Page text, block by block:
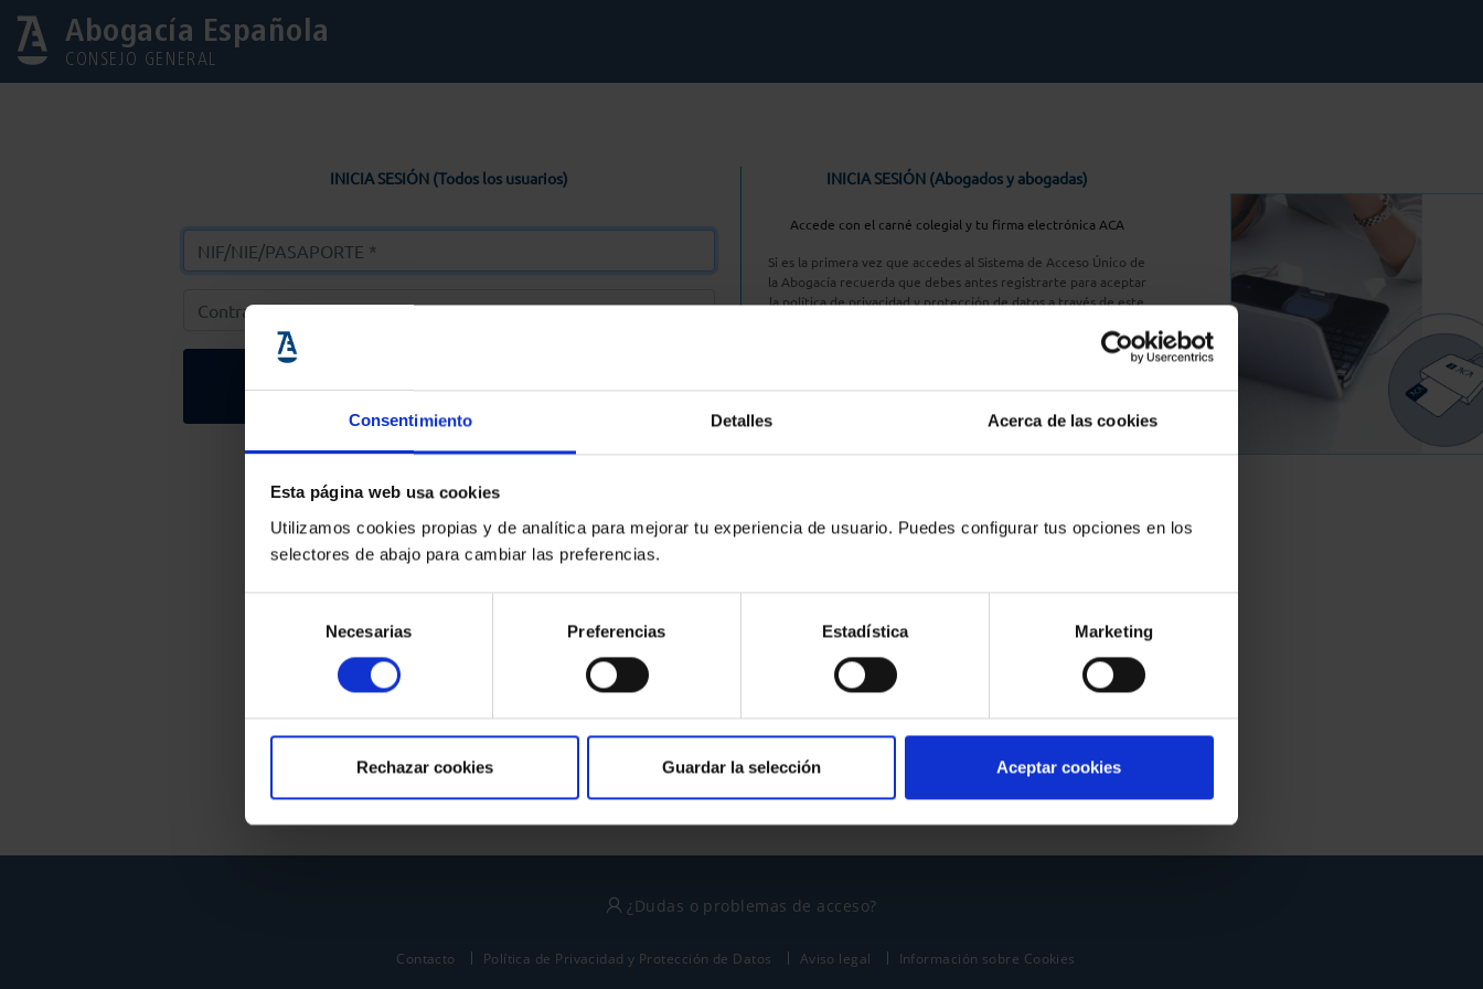
Consentimiento Detalles Acerca de las cookies
Esta página web usa cookies
Utilizamos cookies propias y de analítica para mejorar tu experiencia de usuario. Puedes configurar tus opciones en los
selectores de abajo para cambiar las preferencias.
consentimiento
Necesarias Preferencias Estadística Marketing
Rechazar cookies Guardar la selección Aceptar cookies
Abogacía Española
CONSEJO GENERAL
INICIA SESIÓN (Todos los usuarios)
Entrar
Solicitar Contraseña
INICIA SESIÓN (Abogados y abogadas)
Accede con el carné colegial y tu firma electrónica ACA
Si es la primera vez que accedes al Sistema de Acceso Único de
la Abogacía recuerda que debes antes registrarte para aceptar
la política de privacidad y protección de datos a través de este
Entrar con ACA Plus
¿No tienes cuenta?
política de privacidad
y términos del servicio
¿Dudas o problemas de acceso?
Contacto Política de Privacidad y Protección de Datos Aviso legal Información sobre Cookies